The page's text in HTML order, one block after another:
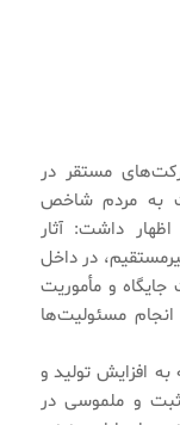
مستقر در
به مردم شاخص
داشت: آثار
در داخل
و مأموریت
مسئولیت‌ها
افزایش تولید و
و ملموسی در